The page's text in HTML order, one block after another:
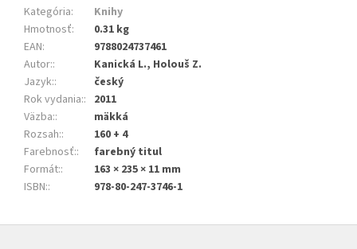
Kategória:
Knihy
Hmotnosť:
0.31 kg
EAN:
9788024737461
Autor::
Kanická L., Holouš Z.
Jazyk::
český
Rok vydania:: 2011
Väzba::
mäkká
Rozsah::
160 + 4
Farebnosť::
farebný titul
Formát::
163 × 235 × 11 mm
ISBN:: 978-80-247-3746-1